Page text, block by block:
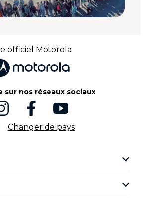
officiel Motorola
sur nos réseaux sociaux
Changer de pays